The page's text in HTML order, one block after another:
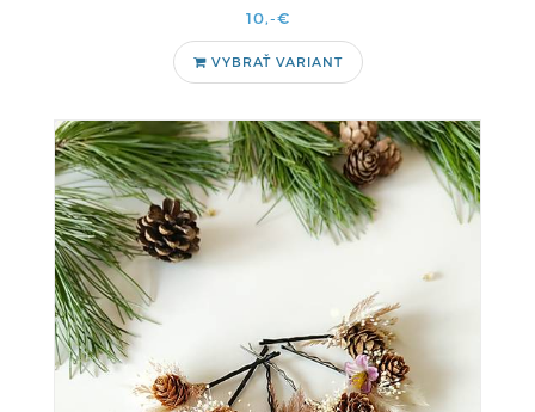
10,-€
VYBRAŤ VARIANT